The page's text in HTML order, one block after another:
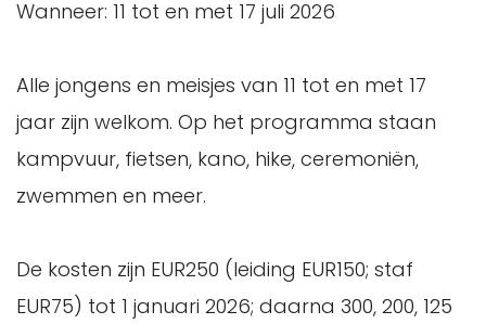
Wanneer: 11 tot en met 17 juli 2026
Alle jongens en meisjes van 11 tot en met 17
jaar zijn welkom. Op het programma staan
kampvuur, fietsen, kano, hike, ceremoniën,
zwemmen en meer.
De kosten zijn EUR250 (leiding EUR150; staf
EUR75) tot 1 januari 2026; daarna 300, 200, 125